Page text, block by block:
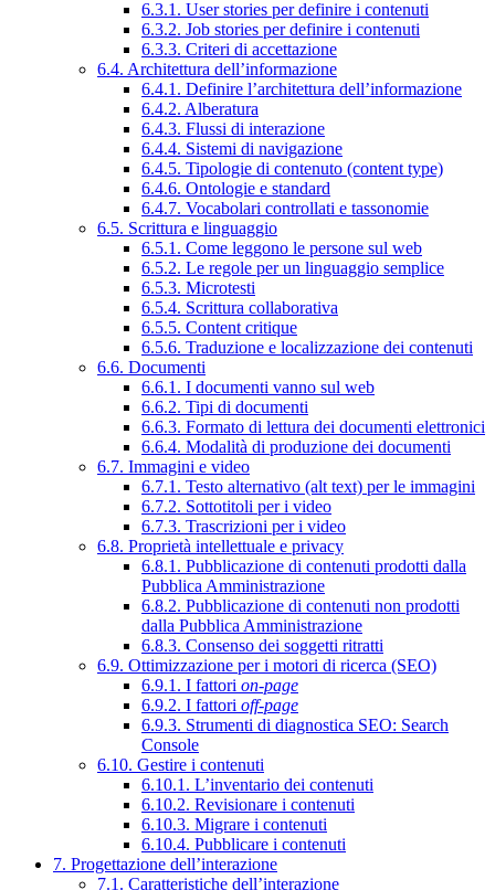
6.3.1. User stories per definire i contenuti
6.3.2. Job stories per definire i contenuti
6.3.3. Criteri di accettazione
6.4. Architettura dell’informazione
6.4.1. Definire l’architettura dell’informazione
6.4.2. Alberatura
6.4.3. Flussi di interazione
6.4.4. Sistemi di navigazione
6.4.5. Tipologie di contenuto (content type)
6.4.6. Ontologie e standard
6.4.7. Vocabolari controllati e tassonomie
6.5. Scrittura e linguaggio
6.5.1. Come leggono le persone sul web
6.5.2. Le regole per un linguaggio semplice
6.5.3. Microtesti
6.5.4. Scrittura collaborativa
6.5.5. Content critique
6.5.6. Traduzione e localizzazione dei contenuti
6.6. Documenti
6.6.1. I documenti vanno sul web
6.6.2. Tipi di documenti
6.6.3. Formato di lettura dei documenti elettronici
6.6.4. Modalità di produzione dei documenti
6.7. Immagini e video
6.7.1. Testo alternativo (alt text) per le immagini
6.7.2. Sottotitoli per i video
6.7.3. Trascrizioni per i video
6.8. Proprietà intellettuale e privacy
6.8.1. Pubblicazione di contenuti prodotti dalla
Pubblica Amministrazione
6.8.2. Pubblicazione di contenuti non prodotti
dalla Pubblica Amministrazione
6.8.3. Consenso dei soggetti ritratti
6.9. Ottimizzazione per i motori di ricerca (SEO)
6.9.1. I fattori on-page
6.9.2. I fattori off-page
6.9.3. Strumenti di diagnostica SEO: Search
Console
6.10. Gestire i contenuti
6.10.1. L’inventario dei contenuti
6.10.2. Revisionare i contenuti
6.10.3. Migrare i contenuti
6.10.4. Pubblicare i contenuti
7. Progettazione dell’interazione
7.1. Caratteristiche dell’interazione